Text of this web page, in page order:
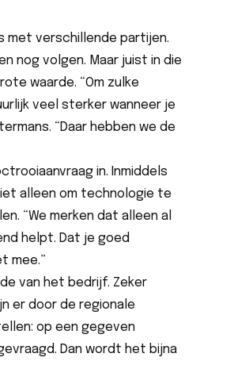
met verschillende partijen.
nog volgen. Maar juist in die
waarde. “Om zulke
veel sterker wanneer je
“Daar hebben we de
in. Inmiddels
alleen om technologie te
“We merken dat alleen al
helpt. Dat je goed
mee.”
van het bedrijf. Zeker
er door de regionale
op een gegeven
Dan wordt het bijna